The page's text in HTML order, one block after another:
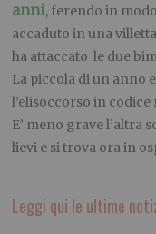
anni, ferendo in
accaduto in una
ha attaccato le due
La piccola di un anno
l’elisoccorso in
E’ meno grave l’altra
lievi e si trova ora in
Leggi qui le ultime